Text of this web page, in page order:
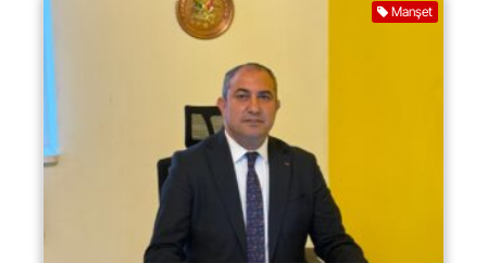
Manşet